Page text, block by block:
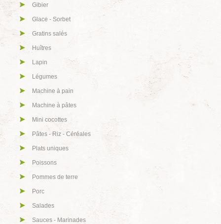
Gibier
Glace - Sorbet
Gratins salés
Huîtres
Lapin
Légumes
Machine à pain
Machine à pâtes
Mini cocottes
Pâtes - Riz - Céréales
Plats uniques
Poissons
Pommes de terre
Porc
Salades
Sauces - Marinades